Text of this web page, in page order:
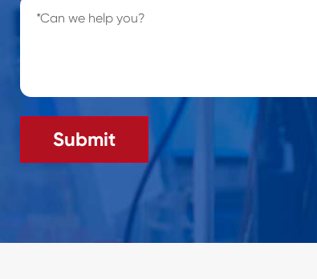
Submit